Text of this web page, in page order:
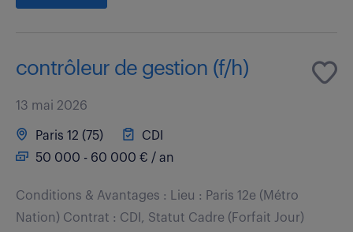
contrôleur de gestion (f/h)
13 mai 2026
Paris 12 (75)
CDI
50 000 - 60 000 € / an
Conditions & Avantages : Lieu : Paris 12e (Métro
Nation) Contrat : CDI, Statut Cadre (Forfait Jour)